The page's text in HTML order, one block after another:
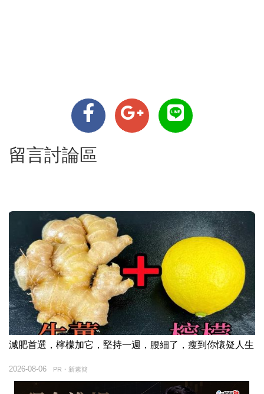
留言討論區
減肥首選，檸檬加它，堅持一週，腰細了，瘦到你懷疑人生
PR・新素簡
2026-08-06